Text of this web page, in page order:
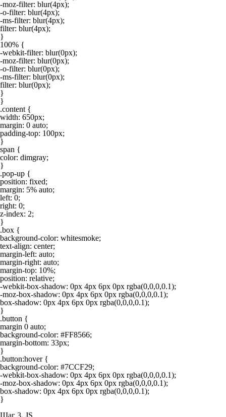
-moz-filter: blur(4px);
-o-filter: blur(4px);
-ms-filter: blur(4px);
filter: blur(4px);
}
100% {
-webkit-filter: blur(0px);
-moz-filter: blur(0px);
-o-filter: blur(0px);
-ms-filter: blur(0px);
filter: blur(0px);
}
}
.content {
width: 650px;
margin: 0 auto;
padding-top: 100px;
}
span {
color: dimgray;
}
.pop-up {
position: fixed;
margin: 5% auto;
left: 0;
right: 0;
z-index: 2;
}
.box {
background-color: whitesmoke;
text-align: center;
margin-left: auto;
margin-right: auto;
margin-top: 10%;
position: relative;
-webkit-box-shadow: 0px 4px 6px 0px rgba(0,0,0,0.1);
-moz-box-shadow: 0px 4px 6px 0px rgba(0,0,0,0.1);
box-shadow: 0px 4px 6px 0px rgba(0,0,0,0.1);
}
.button {
margin 0 auto;
background-color: #FF8566;
margin-bottom: 33px;
}
.button:hover {
background-color: #7CCF29;
-webkit-box-shadow: 0px 4px 6px 0px rgba(0,0,0,0.1);
-moz-box-shadow: 0px 4px 6px 0px rgba(0,0,0,0.1);
box-shadow: 0px 4px 6px 0px rgba(0,0,0,0.1);
}
Шаг 3. JS